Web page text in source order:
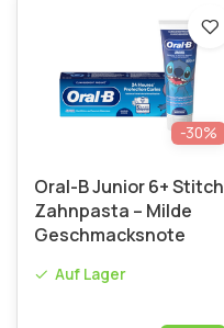
-30%
Oral-B Junior 6+ Stitch
Zahnpasta – Milde
Geschmacksnote
Auf Lager